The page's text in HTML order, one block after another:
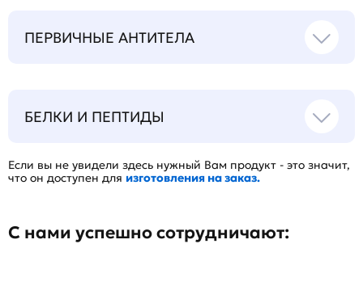
ПЕРВИЧНЫЕ АНТИТЕЛА
БЕЛКИ И ПЕПТИДЫ
Если вы не увидели здесь нужный Вам продукт - это значит,
что он доступен для изготовления на заказ.
С нами успешно сотрудничают: